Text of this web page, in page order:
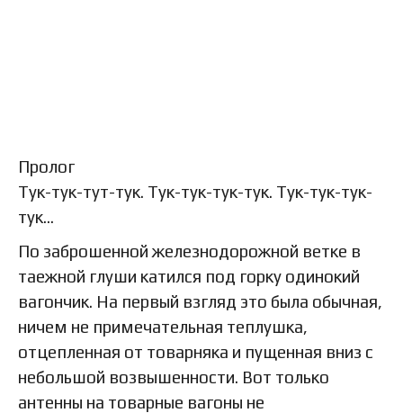
Пролог
Тук-тук-тут-тук. Тук-тук-тук-тук. Тук-тук-тук-
тук…
По заброшенной железнодорожной ветке в
таежной глуши катился под горку одинокий
вагончик. На первый взгляд это была обычная,
ничем не примечательная теплушка,
отцепленная от товарняка и пущенная вниз с
небольшой возвышенности. Вот только
антенны на товарные вагоны не